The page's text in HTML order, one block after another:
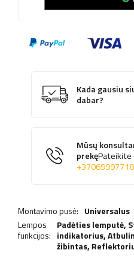
Kada gausiu
dabar?
Mūsų
prekęPateikite
+37069997718
Montavimo pusė: Universalus
Lempos
funkcijos:
Padėties lemputė,
indikatorius,
žibintas,